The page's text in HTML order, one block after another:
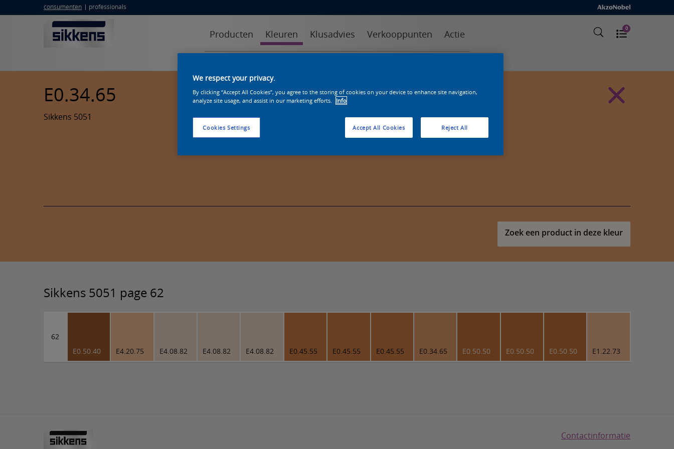
consumenten professionals
Producten Kleuren Klusadvies Verkooppunten Actie 0
E0.34.65
Sikkens 5051
Zoek een product in deze kleur
Sikkens 5051 page 62
62
E0.50.40
E4.20.75 E4.08.82 E4.08.82 E4.08.82 E0.45.55 E0.45.55 E0.45.55 E0.34.65 E0.50.50 E0.50.50 E0.50.50 E1.22.73
Contactinformatie
We respect your privacy.
By clicking “Accept All Cookies”, you agree to the storing of cookies on your device to enhance site navigation,
analyze site usage, and assist in our marketing efforts.
Info
Cookies Settings Reject All
Accept All Cookies